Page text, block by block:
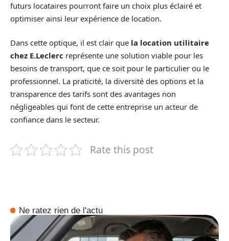
futurs locataires pourront faire un choix plus éclairé et
optimiser ainsi leur expérience de location.
Dans cette optique, il est clair que la location utilitaire
chez E.Leclerc représente une solution viable pour les
besoins de transport, que ce soit pour le particulier ou le
professionnel. La praticité, la diversité des options et la
transparence des tarifs sont des avantages non
négligeables qui font de cette entreprise un acteur de
confiance dans le secteur.
Rate this post
Ne ratez rien de l'actu